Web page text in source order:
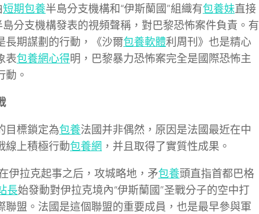
短期包養半島分支機構和“伊斯蘭國”組織有包養妹直接
島分支機構發表的視頻聲稱，對巴黎恐怖案件負責。有
長期謀劃的行動，《沙爾包養軟體利周刊》也是精心
表包養網心得明，巴黎暴力恐怖案完全是國際恐怖主
動。
目標鎖定為包養法國并非偶然，原因是法國最近在中
線上積極行動包養網 ，并且取得了實質性成果。
伊拉克起事之后，攻城略地，矛包養頭直指首都巴格
長始發動對伊拉克境內“伊斯蘭國”圣戰分子的空中打
聯盟。法國是這個聯盟的重要成員，也是最早參與軍